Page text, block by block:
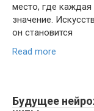
место, где
значение.
он становится
Read more
Будущее